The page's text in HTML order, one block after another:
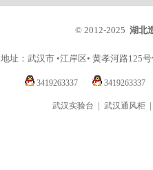
© 2012-2025 湖北
地址：武汉市 •江岸区• 黄孝河路125
3419263337 3419263337
武汉实验台 | 武汉通风柜